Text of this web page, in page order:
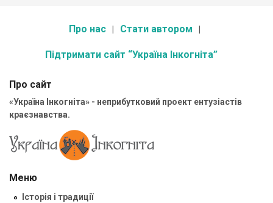
Про нас Стати автором
Підтримати сайт “Україна Інкогніта”
Про сайт
«Україна Інкогніта» - неприбутковий проект ентузіастів
краєзнавства.
Меню
Історія і традиції